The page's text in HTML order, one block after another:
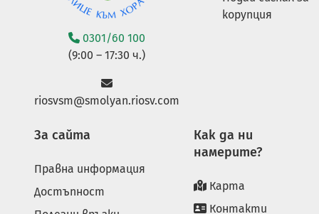
0301/60 100
(9:00 – 17:30 ч.)
riosvsm@smolyan.riosv.com
корупция
За сайта
Правна информация
Достъпност
Как да ни
намерите?
Карта
Контакти